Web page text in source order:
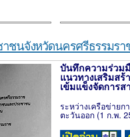
ชนจังหวัดนครศรีธรรมร
บันทึกความร่วม
แนวทางเสริมส
เข้มแข็งจัดการ
ระหว่างเครือข่าย
ตะวันออก (1 ก.พ.